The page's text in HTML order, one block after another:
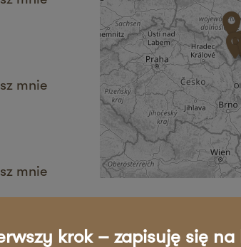
mnie
mnie
krok – zapisuję się